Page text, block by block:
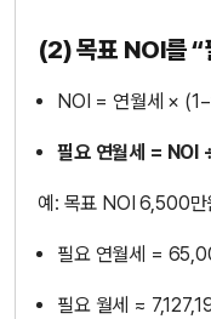
(2) 목표 NOI를 “
NOI = 연월세 ×
필요 연월세 =
예: 목표 NOI 6,500
필요 연월세 =
필요 월세 ≈